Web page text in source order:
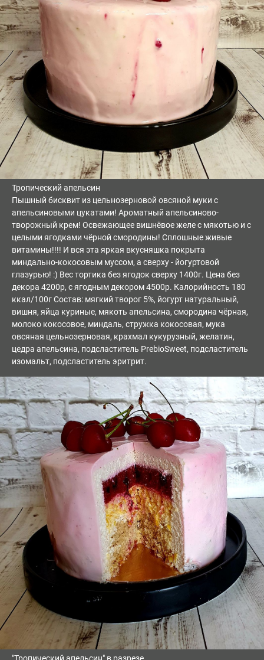
Тропический апельсин
Пышный бисквит из цельнозерновой овсяной муки с
апельсиновыми цукатами! Ароматный апельсиново-
творожный крем! Освежающее вишнёвое желе с мякотью и с
целыми ягодками чёрной смородины! Сплошные живые
витамины!!!! И вся эта яркая вкусняшка покрыта
миндально-кокосовым муссом, а сверху - йогуртовой
глазурью! :) Вес тортика без ягодок сверху 1400г. Цена без
декора 4200р, с ягодным декором 4500р. Калорийность 180
ккал/100г Состав: мягкий творог 5%, йогурт натуральный,
вишня, яйца куриные, мякоть апельсина, смородина чёрная,
молоко кокосовое, миндаль, стружка кокосовая, мука
овсяная цельнозерновая, крахмал кукурузный, желатин,
цедра апельсина, подсластитель PrebioSweet, подсластитель
изомальт, подсластитель эритрит.
"Тропический апельсин" в разрезе